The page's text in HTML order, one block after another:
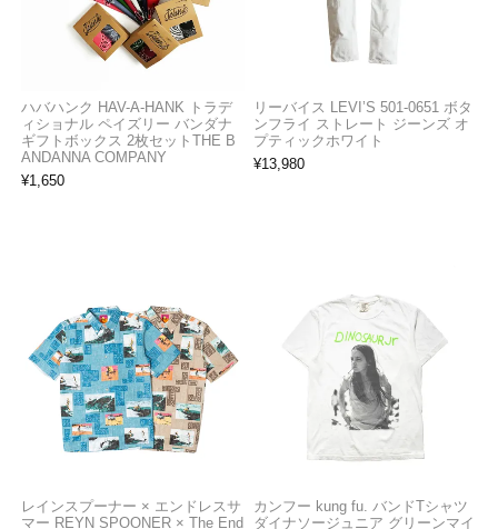
ハバハンク HAV-A-HANK トラデ
ィショナル ペイズリー バンダナ
ギフトボックス 2枚セットTHE B
ANDANNA COMPANY
¥1,650
リーバイス LEVI’S 501-0651 ボタ
ンフライ ストレート ジーンズ オ
プティックホワイト
¥13,980
レインスプーナー × エンドレスサ
マー REYN SPOONER × The End
カンフー kung fu. バンドTシャツ
ダイナソージュニア グリーンマイ